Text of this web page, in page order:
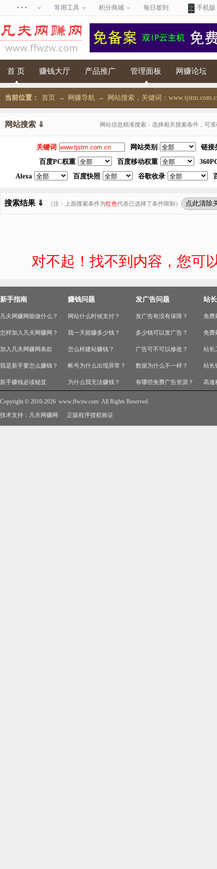
• • • 常用工具 积分商城 每日签到 手机版
首 页 赚钱大厅 产品推广 管理面板 网赚论坛
当前位置： 首页 → 网赚导航 → 网站搜索，关键词：
网站搜索 ⇓ 网站信息精准搜索：选择相关搜索条件，可
关键词 网站类别
链接
百度PC权重
百度移动权重
Alexa
百度快照 谷歌收录
搜索结果 ⇓ （注：上面搜索条件为红色代表已选择了条件限制） 点此清除
对不起！找不到内容，您可
新手指南
凡夫网赚网能做什么？
怎样加入凡夫网赚网？
加入凡夫网赚网条款
我是新手要怎么赚钱？
新手赚钱必读秘笈
赚钱问题
网站什么时候支付？
我一天能赚多少钱？
怎么样建站赚钱？
帐号为什么出现异常？
为什么我无法赚钱？
发广告问题
发广告有没有保障？
多少钱可以发广告？
广告可不可以修改？
数据为什么不一样？
有哪些免费广告资源？
站
免费
免费
站长
站长
高速
Copyright © 2010-2026 www.ffwzw.com All Rights Reserved.
技术支持： 凡夫网赚网 正版程序授权验证